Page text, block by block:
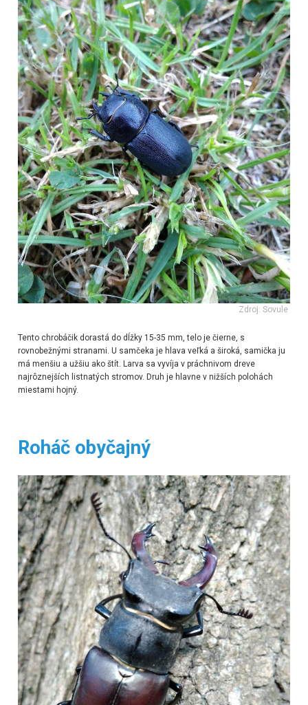
Zdroj: Sovule
Tento chrobáčik dorastá do dĺžky 15-35 mm, telo je čierne, s
rovnobežnými stranami. U samčeka je hlava veľká a široká, samička ju
má menšiu a užšiu ako štít. Larva sa vyvíja v práchnivom dreve
najrôznejších listnatých stromov. Druh je hlavne v nižších polohách
miestami hojný.
Roháč obyčajný